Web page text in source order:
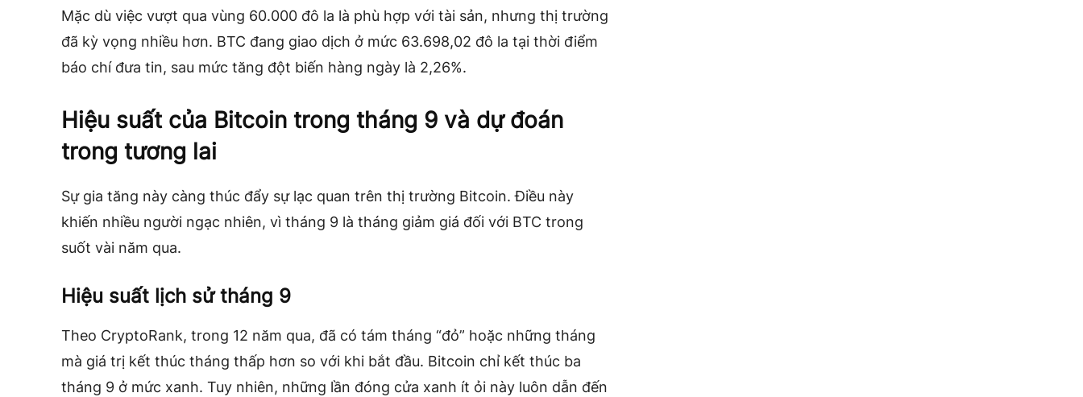
Mặc dù việc vượt qua vùng 60.000 đô la là phù hợp với tài sản, nhưng thị trường
đã kỳ vọng nhiều hơn. BTC đang giao dịch ở mức 63.698,02 đô la tại thời điểm
báo chí đưa tin, sau mức tăng đột biến hàng ngày là 2,26%.
Hiệu suất của Bitcoin trong tháng 9 và dự đoán
trong tương lai
Sự gia tăng này càng thúc đẩy sự lạc quan trên thị trường Bitcoin. Điều này
khiến nhiều người ngạc nhiên, vì tháng 9 là tháng giảm giá đối với BTC trong
suốt vài năm qua.
Hiệu suất lịch sử tháng 9
Theo CryptoRank, trong 12 năm qua, đã có tám tháng “đỏ” hoặc những tháng
mà giá trị kết thúc tháng thấp hơn so với khi bắt đầu. Bitcoin chỉ kết thúc ba
tháng 9 ở mức xanh. Tuy nhiên, những lần đóng cửa xanh ít ỏi này luôn dẫn đến